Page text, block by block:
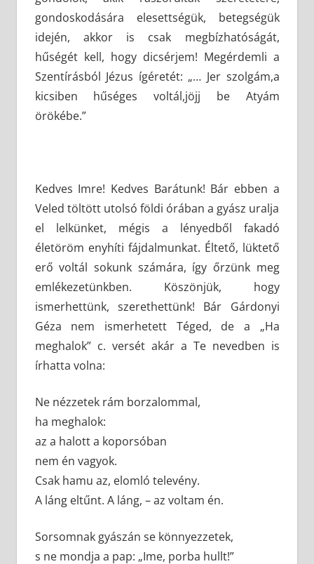
gondoskodására elesettségük, betegségük
idején, akkor is csak megbízhatóságát,
hűségét kell, hogy dicsérjem! Megérdemli a
Szentírásból Jézus ígéretét: „… Jer szolgám,a
kicsiben hűséges voltál,jöjj be Atyám
örökébe.”
Kedves Imre! Kedves Barátunk! Bár ebben a
Veled töltött utolsó földi órában a gyász uralja
el lelkünket, mégis a lényedből fakadó
életöröm enyhíti fájdalmunkat. Éltető, lüktető
erő voltál sokunk számára, így őrzünk meg
emlékezetünkben. Köszönjük, hogy
ismerhettünk, szerethettünk! Bár Gárdonyi
Géza nem ismerhetett Téged, de a „Ha
meghalok” c. versét akár a Te nevedben is
írhatta volna:
Ne nézzetek rám borzalommal,
ha meghalok:
az a halott a koporsóban
nem én vagyok.
Csak hamu az, elomló televény.
A láng eltűnt. A láng, – az voltam én.
Sorsomnak gyászán se könnyezzetek,
s ne mondja a pap: „Ime, porba hullt!”